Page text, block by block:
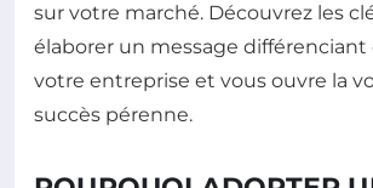
sur votre marché. Découvrez les
élaborer un message différenciant
votre entreprise et vous ouvre la
succès pérenne.